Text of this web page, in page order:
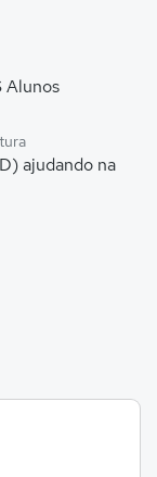
Alunos
ajudando na